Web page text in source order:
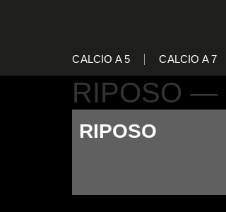
CALCIO A 5 CALCIO A 7
RIPOSO —
RIPOSO